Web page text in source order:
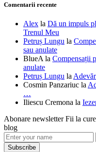
Comentarii recente
Alex la Dă un impuls
Trenul Meu
Petruș Lungu la
sau anulate
BlueA la Compensații
anulate
Petruș Lungu la
Cosmin Panzariuc la
…
Iliescu Cremona la
Abonare newsletterFii la
blog
Subscribe